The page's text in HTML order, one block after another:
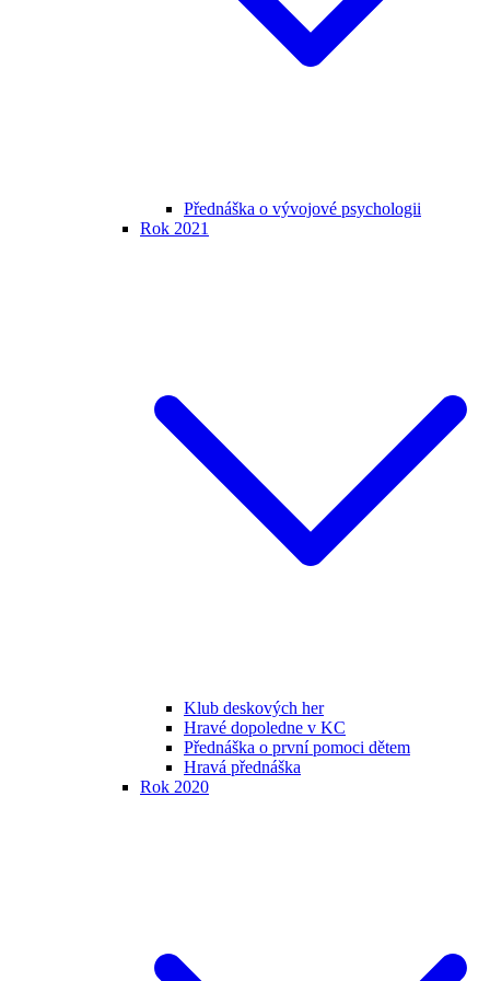
Přednáška o vývojové psychologii
Rok 2021
Klub deskových her
Hravé dopoledne v KC
Přednáška o první pomoci dětem
Hravá přednáška
Rok 2020